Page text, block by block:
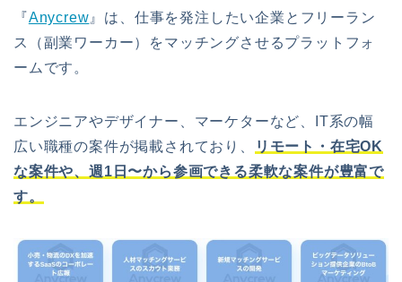
『Anycrew 』は、仕事を発注したい企業とフリーラン
ス（副業ワーカー）をマッチングさせるプラットフォ
ームです。
エンジニアやデザイナー、マーケターなど、IT系の幅
広い職種の案件が掲載されており、
リモート・在宅OK
な案件や、週1日〜から参画できる柔軟な案件が豊富で
す。